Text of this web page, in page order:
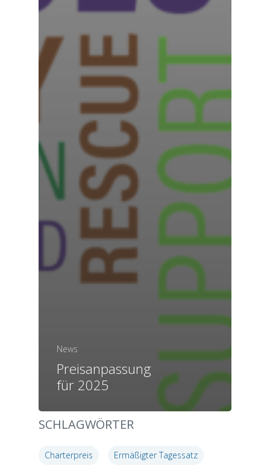
News
Preisanpassung
für 2025
SCHLAGWÖRTER
Charterpreis Ermäßigter Tagessatz